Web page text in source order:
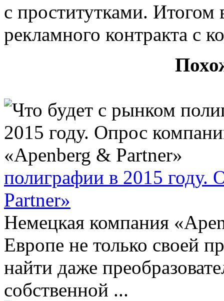
с проститутками. Итогом
рекламного контракта с
полиграфии в 2015 году.
Partner»
Немецкая компания
Европе не только своей
найти даже
собственной ...